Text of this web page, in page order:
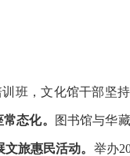
班 ，文化馆干部坚
态化。 图书馆与华
文旅惠民活动。 举办